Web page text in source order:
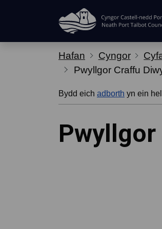
Hafan Cyngor
Pwyllgor Craffu
Bydd eich adborth yn ein